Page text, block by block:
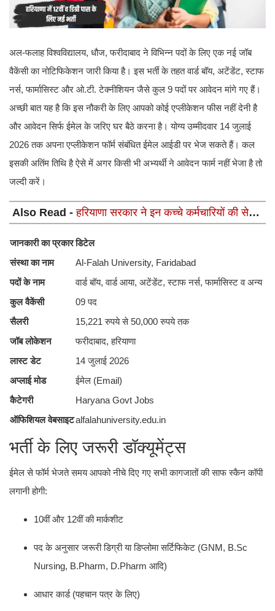
अल-फलाह विश्वविद्यालय, धौज, फरीदाबाद ने विभिन्न पदों के लिए एक नई जॉब
वैकेंसी का नोटिफिकेशन जारी किया है। इस भर्ती के तहत वार्ड बॉय, अटेंडेंट, स्टाफ
नर्स, फार्मासिस्ट और ओ.टी. टेक्नीशियन जैसे कुल 9 पदों पर आवेदन मांगे गए हैं।
अच्छी बात यह है कि इस नौकरी के लिए आपको कोई एप्लीकेशन फीस नहीं देनी है
और आवेदन सिर्फ ईमेल के जरिए घर बैठे करना है। योग्य उम्मीदवार 14 जुलाई
2026 तक अपना एप्लीकेशन फॉर्म संबंधित ईमेल आईडी पर भेज सकते हैं। कल
इसकी अतिंम तिथि है ऐसे में अगर किसी भी अभ्यर्थी ने आवेदन फार्म नहीं भेजा है तो
जल्दी करें।
Also Read -हरियाणा सरकार ने इन कच्चे कर्मचारियों की सेवाएं
दो माह तक बढाई, महिला कर्मचारियों को भी मिली राहत
जानकारी का प्रकारडिटेल
संस्था का नाम
Al-Falah University, Faridabad
पदों के नाम
वार्ड बॉय, वार्ड आया, अटेंडेंट, स्टाफ नर्स, फार्मासिस्ट व अन्य
कुल वैकेंसी
09 पद
सैलरी
15,221 रुपये से 50,000 रुपये तक
जॉब लोकेशन
फरीदाबाद, हरियाणा
लास्ट डेट
14 जुलाई 2026
अप्लाई मोड
ईमेल (Email)
कैटेगरी
Haryana Govt Jobs
ऑफिशियल वेबसाइटalfalahuniversity.edu.in
भर्ती के लिए जरूरी डॉक्यूमेंट्स
ईमेल से फॉर्म भेजते समय आपको नीचे दिए गए सभी कागजातों की साफ स्कैन कॉपी
लगानी होगी:
10वीं और 12वीं की मार्कशीट
पद के अनुसार जरूरी डिग्री या डिप्लोमा सर्टिफिकेट (GNM, B.Sc
Nursing, B.Pharm, D.Pharm आदि)
आधार कार्ड (पहचान पत्र के लिए)